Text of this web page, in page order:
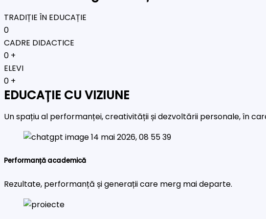
TRADIȚIE ÎN EDUCAȚIE
0
CADRE DIDACTICE
0 +
ELEVI
0 +
EDUCAȚIE CU VIZIUNE
Un spațiu al performanței, creativității și dezvoltării personale, în
Performanță academică
Rezultate, performanță și generații care merg mai departe.